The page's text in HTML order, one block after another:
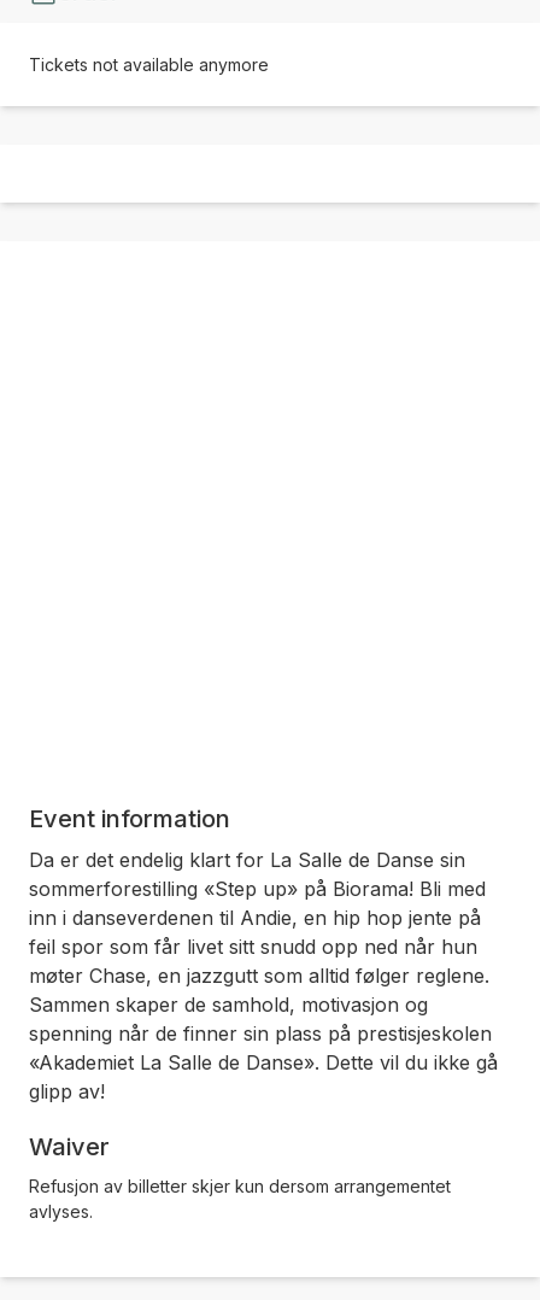
Tickets not available anymore
Event information
Da er det endelig klart for La Salle de Danse sin
sommerforestilling «Step up» på Biorama! Bli med
inn i danseverdenen til Andie, en hip hop jente på
feil spor som får livet sitt snudd opp ned når hun
møter Chase, en jazzgutt som alltid følger reglene.
Sammen skaper de samhold, motivasjon og
spenning når de finner sin plass på prestisjeskolen
«Akademiet La Salle de Danse». Dette vil du ikke gå
glipp av!
Waiver
Refusjon av billetter skjer kun dersom arrangementet
avlyses.